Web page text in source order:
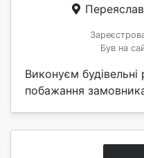
Був на
Виконуєм будівельні
побажання